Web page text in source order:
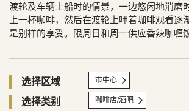
渡轮及车辆上船时的情景，一边悠闲地消磨
上一杯咖啡，然后在渡轮上呷着咖啡观看逐
是别样的享受。限周日和周一供应香辣咖喱饭
选择区域 市中心
选择类别 咖啡店/酒吧